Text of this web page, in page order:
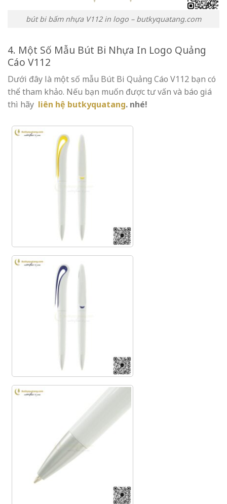
bút bi bấm nhựa V112 in logo – butkyquatang.com
4. Một Số Mẫu Bút Bi Nhựa In Logo Quảng
Cáo V112
Dưới đây là một số mẫu Bút Bi Quảng Cáo V112 bạn có
thể tham khảo. Nếu bạn muốn được tư vấn và báo giá
thì hãy liên hệ butkyquatang. nhé!